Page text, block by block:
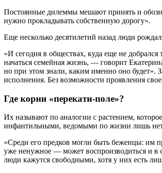
Постоянные дилеммы мешают принять и
нужно прокладывать собственную дорогу».
Еще несколько десятилетий назад люди
«И сегодня в обществах, куда еще не
начаться семейная жизнь, — говорит
но при этом знали, каким именно оно будет».
исполнения. Без возможности проявления
Где корни «перекати-поле»?
Их называют по аналогии с растением,
инфантильными, ведомыми по жизни лишь
«Среди его предков могли быть беженцы: им
уже ненужное — может воспроизводиться и в
люди кажутся свободными, хотя у них есть